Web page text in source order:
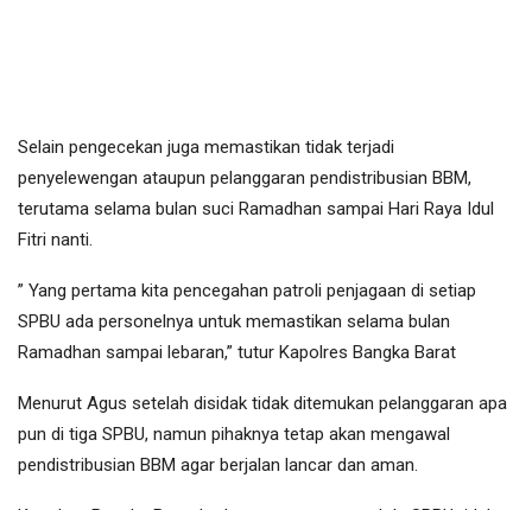
Selain pengecekan juga memastikan tidak terjadi
penyelewengan ataupun pelanggaran pendistribusian BBM,
terutama selama bulan suci Ramadhan sampai Hari Raya Idul
Fitri nanti.
” Yang pertama kita pencegahan patroli penjagaan di setiap
SPBU ada personelnya untuk memastikan selama bulan
Ramadhan sampai lebaran,” tutur Kapolres Bangka Barat
Menurut Agus setelah disidak tidak ditemukan pelanggaran apa
pun di tiga SPBU, namun pihaknya tetap akan mengawal
pendistribusian BBM agar berjalan lancar dan aman.